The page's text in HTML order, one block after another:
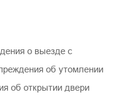
о выезде с
об утомлении
об открытии двери